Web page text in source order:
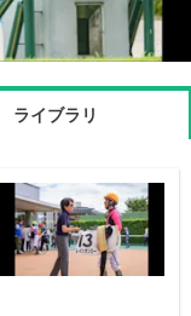
ライブラリ